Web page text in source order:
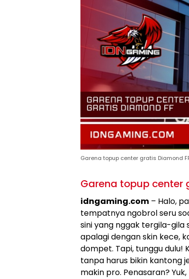
Garena topup center gratis Diamond
Garena topup center
idngaming.com – Halo,
tempatnya ngobrol seru
sini yang nggak tergila-gila
apalagi dengan skin kece,
dompet. Tapi, tunggu dulu!
tanpa harus bikin kantong
makin pro. Penasaran?